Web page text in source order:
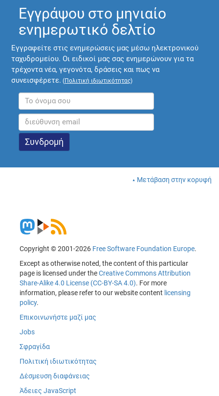
Εγγράψου στο μηνιαίο
ενημερωτικό δελτίο
Εγγραφείτε στις ενημερώσεις μας μέσω ηλεκτρονικού
ταχυδρομείου. Οι ειδικοί μας σας ενημερώνουν για τα
τρέχοντα νέα, γεγονότα, δράσεις και πως να
συνεισφέρετε. (Πολιτική ιδιωτικότητας)
Μετάβαση στην κορυφή
Copyright © 2001-2026 Free Software Foundation Europe.
Except as otherwise noted, the content of this particular
page is licensed under theCreative Commons Attribution
Share-Alike 4.0 License (CC-BY-SA 4.0). For more
information, please refer to our website content licensing
policy.
Επικοινωνήστε μαζί μας
Jobs
Σφραγίδα
Πολιτική ιδιωτικότητας
Δέσμευση διαφάνειας
Άδειες JavaScript